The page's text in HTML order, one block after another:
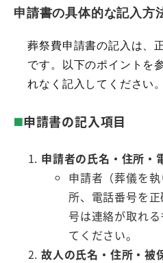
申請書の具体的な記入方
葬祭費申請書の記入は、
です。以下のポイントを
れなく記入してください。
申請書の記入項目
申請者の氏名・住所・
申請者（葬儀を
所、電話番号を
号は連絡が取れ
てください。
故人の氏名・住所・被